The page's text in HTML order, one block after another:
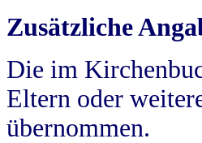
Zusätzliche
Die im
Eltern oder
übernommen.